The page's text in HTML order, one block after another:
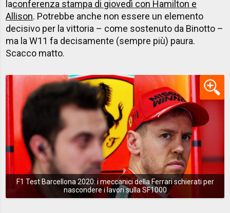
laconferenza stampa di giovedì con Hamilton e
Allison. Potrebbe anche non essere un elemento
decisivo per la vittoria – come sostenuto da Binotto –
ma la W11 fa decisamente (sempre più) paura.
Scacco matto.
F1 Test Barcellona 2020: i meccanici della Ferrari schierati per
nascondere i lavori sulla SF1000